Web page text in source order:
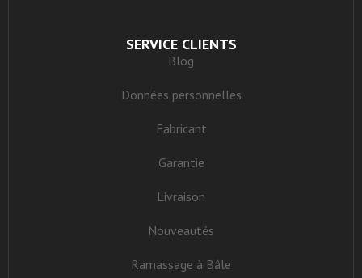
SERVICE CLIENTS
Blog
Données personnelles
Fabricant
Garantie
Livraison
Nouveautés
Ramassage à Bâle